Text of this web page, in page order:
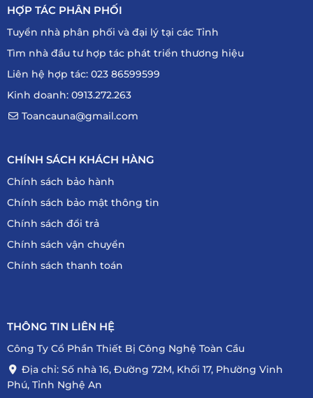
HỢP TÁC PHÂN PHỐI
Tuyển nhà phân phối và đại lý tại các Tỉnh
Tìm nhà đầu tư hợp tác phát triển thương hiệu
Liên hệ hợp tác: 023 86599599
Kinh doanh: 0913.272.263
Toancauna@gmail.com
CHÍNH SÁCH KHÁCH HÀNG
Chính sách bảo hành
Chính sách bảo mật thông tin
Chính sách đổi trả
Chính sách vận chuyển
Chính sách thanh toán
THÔNG TIN LIÊN HỆ
Công Ty Cổ Phần Thiết Bị Công Nghệ Toàn Cầu
Địa chỉ: Số nhà 16, Đường 72M, Khối 17, Phường Vinh
Phú, Tỉnh Nghệ An